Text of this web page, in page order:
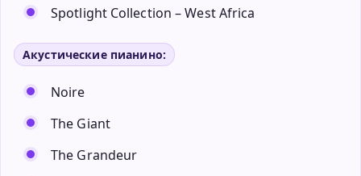
Spotlight Collection – West Africa
Акустические пианино:
Noire
The Giant
The Grandeur